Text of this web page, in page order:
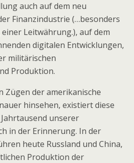
auch auf dem neu
Finanzindustrie (…besonders
Leitwährung.), auf dem
digitalen Entwicklungen,
militärischen
Produktion.
Zügen der amerikanische
hinsehen, existiert diese
unserer
in der Erinnerung. In der
heute Russland und China,
Produktion der